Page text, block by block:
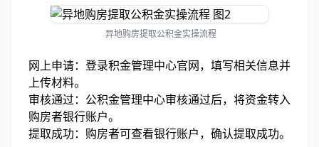
异地购房提取公积金实操流程
网上申请：登录积金管理中心官网，填写相关信息并
上传材料。
审核通过：公积金管理中心审核通过后，将资金转入
购房者银行账户。
提取成功：购房者可查看银行账户，确认提取成功。